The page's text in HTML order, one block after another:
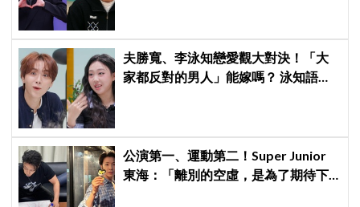
夫勝寬、李泳知戀愛觀大對決！「大
家都反對的男人」能嫁嗎？ 泳知語出
公演第一、運動第二！Super Junior
東海：「離別的空虛，是為了期待下